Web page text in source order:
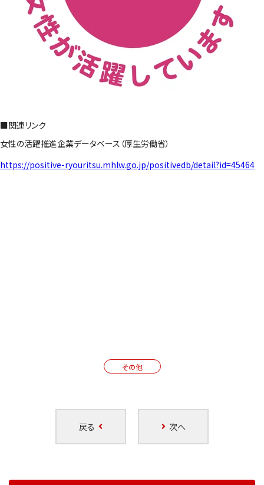
■関連リンク
女性の活躍推進企業データベース（厚生労働省）
https://positive-ryouritsu.mhlw.go.jp/positivedb/detail?id=45464
その他
戻る 次へ